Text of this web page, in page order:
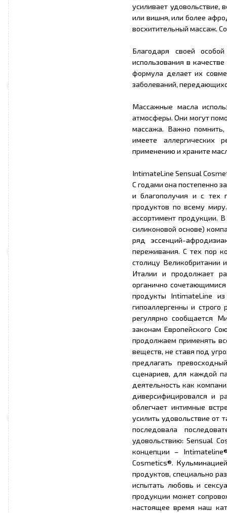
усиливает
или вишня, или более
восхитительный массаж.
Благодаря своей
использования в
формула делает их
заболеваний,
Массажные масла
атмосферы. Они могут
массажа. Важно
имеете аллергических
применению и храните
IntimateLine Sensual
С годами она постепенно
и благополучия и с тех
продуктов по всему
ассортимент продукции.
силиконовой основе)
ряд эссенций-
переживания. С тех пор
столицу Великобритании
Италии и продолжает
органично
продукты IntimateLine
гипоаллергенны и
регулярно сообщается
законам Европейского
продолжаем применять
веществ, не ставя под
предлагать
сценариев, для каждой
деятельность как
диверсифицировался и
облегчает интимные
усилить удовольствие от
последовала
удовольствию: Sensual
концепции –
Cosmetics®.
продуктов, специально
испытать любовь и
продукции может
настоящее время наш